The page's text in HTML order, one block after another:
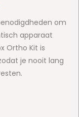
om
apparaat
Ortho Kit is
je nooit lang